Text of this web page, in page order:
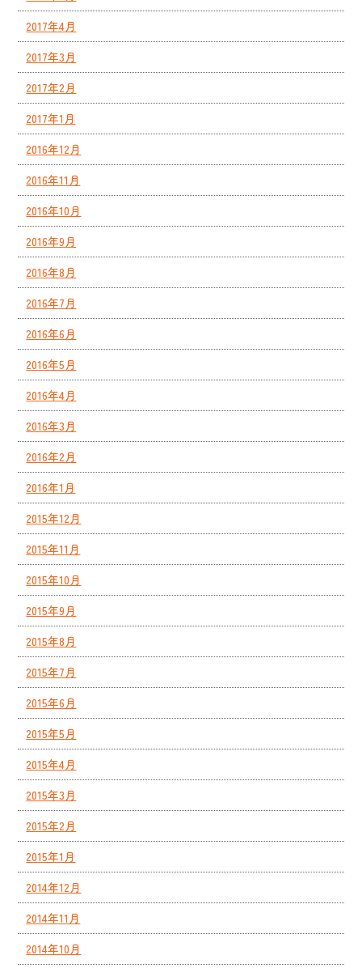
2017年4月
2017年3月
2017年2月
2017年1月
2016年12月
2016年11月
2016年10月
2016年9月
2016年8月
2016年7月
2016年6月
2016年5月
2016年4月
2016年3月
2016年2月
2016年1月
2015年12月
2015年11月
2015年10月
2015年9月
2015年8月
2015年7月
2015年6月
2015年5月
2015年4月
2015年3月
2015年2月
2015年1月
2014年12月
2014年11月
2014年10月